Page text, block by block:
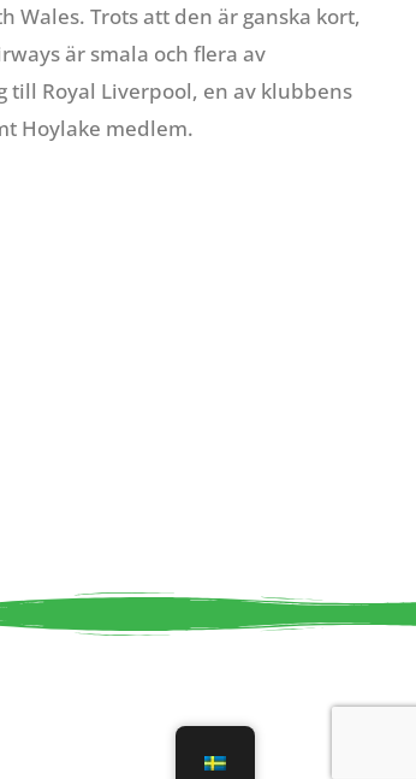
Wales. Trots att den är ganska kort,
är smala och flera av
Royal Liverpool, en av klubbens
Hoylake medlem.